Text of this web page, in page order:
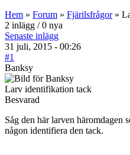
Hem » Forum » Fjärilsfrågor»
2 inlägg / 0 nya
Senaste inlägg
31 juli, 2015 - 00:26
#1
Banksy
Larv identifikation tack
Besvarad
Såg den här larven häromdagen
någon identifiera den tack.